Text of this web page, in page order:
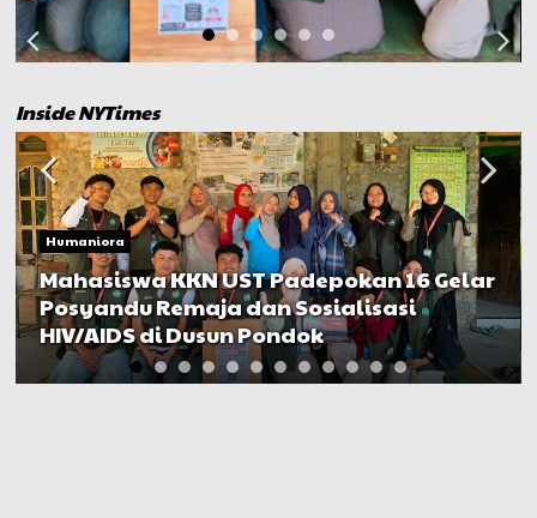
Inside NYTimes
Humaniora
Mahasiswa KKN UST Padepokan 16 Gelar
Posyandu Remaja dan Sosialisasi
HIV/AIDS di Dusun Pondok